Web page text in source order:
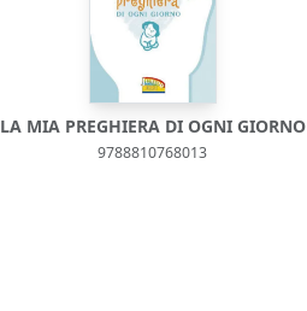
LA MIA PREGHIERA DI OGNI GIORNO
9788810768013